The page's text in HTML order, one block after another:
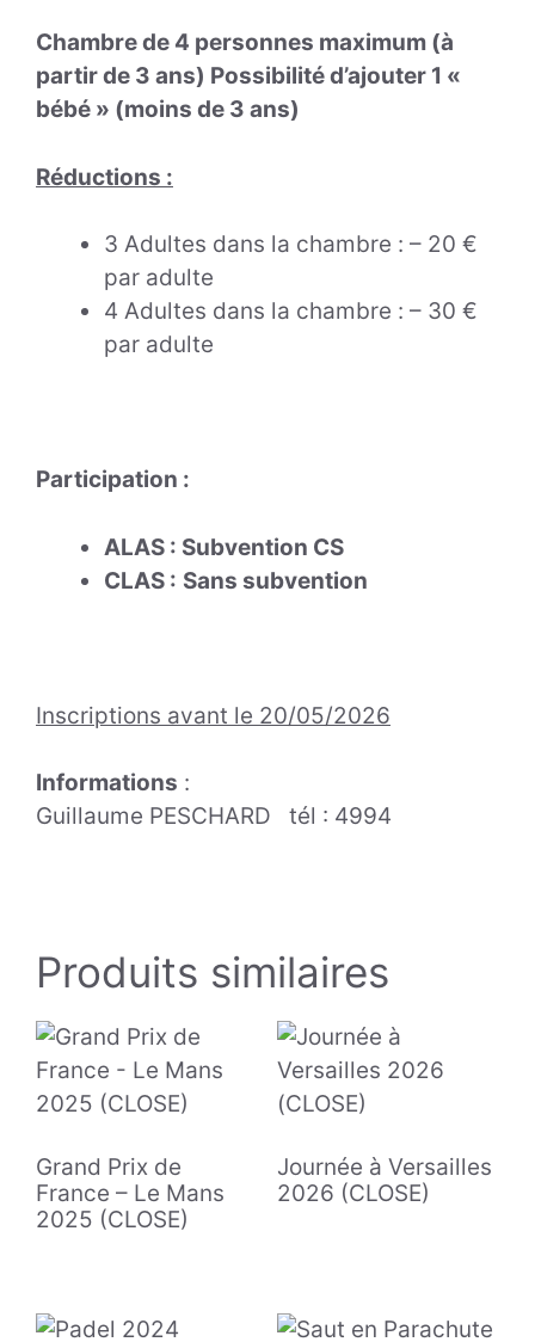
Chambre de 4 personnes maximum (à
partir de 3 ans) Possibilité d’ajouter 1 «
bébé » (moins de 3 ans)
Réductions :
3 Adultes dans la chambre : – 20 €
par adulte
4 Adultes dans la chambre : – 30 €
par adulte
Participation :
ALAS : Subvention CS
CLAS : Sans subvention
Inscriptions avant le 20/05/2026
Informations :
Guillaume PESCHARD tél : 4994
Produits similaires
Grand Prix de
France – Le Mans
2025 (CLOSE)
Journée à Versailles
2026 (CLOSE)